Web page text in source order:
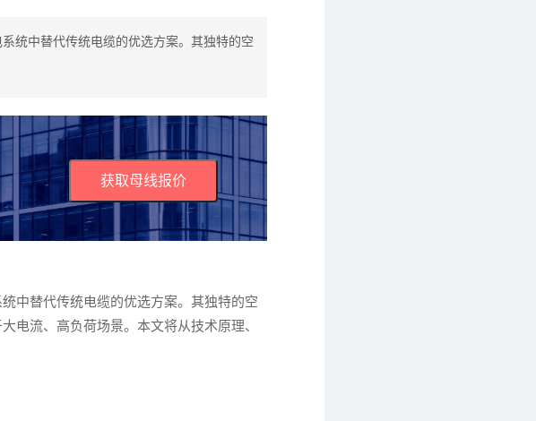
统中替代传统电缆的优选方案。其独特的空
获取母线报价
中替代传统电缆的优选方案。其独特的空
电流、高负荷场景。本文将从技术原理、